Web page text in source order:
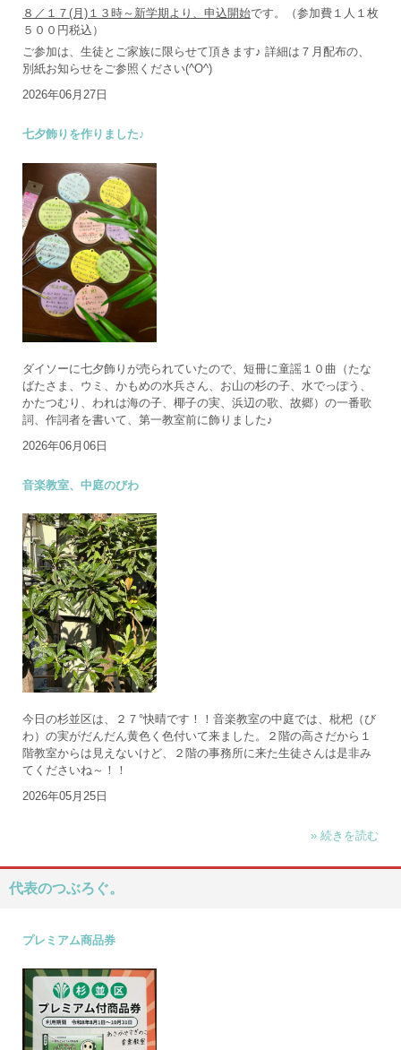
８／１７(月)１３時～新学期より、申込開始です。（参加費１人１枚
５００円税込）
ご参加は、生徒とご家族に限らせて頂きます♪ 詳細は７月配布の、
別紙お知らせをご参照ください(^O^)
2026年06月27日
七夕飾りを作りました♪
ダイソーに七夕飾りが売られていたので、短冊に童謡１０曲（たな
ばたさま、ウミ、かもめの水兵さん、お山の杉の子、水でっぽう、
かたつむり、われは海の子、椰子の実、浜辺の歌、故郷）の一番歌
詞、作詞者を書いて、第一教室前に飾りました♪
2026年06月06日
音楽教室、中庭のびわ
今日の杉並区は、２７°快晴です！！音楽教室の中庭では、枇杷（び
わ）の実がだんだん黄色く色付いて来ました。２階の高さだから１
階教室からは見えないけど、２階の事務所に来た生徒さんは是非み
てくださいね～！！
2026年05月25日
» 続きを読む
代表のつぶろぐ。
プレミアム商品券